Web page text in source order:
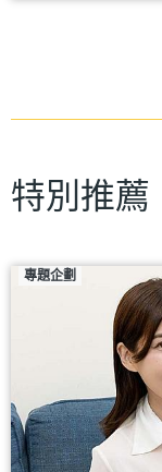
特別推薦
專題企劃